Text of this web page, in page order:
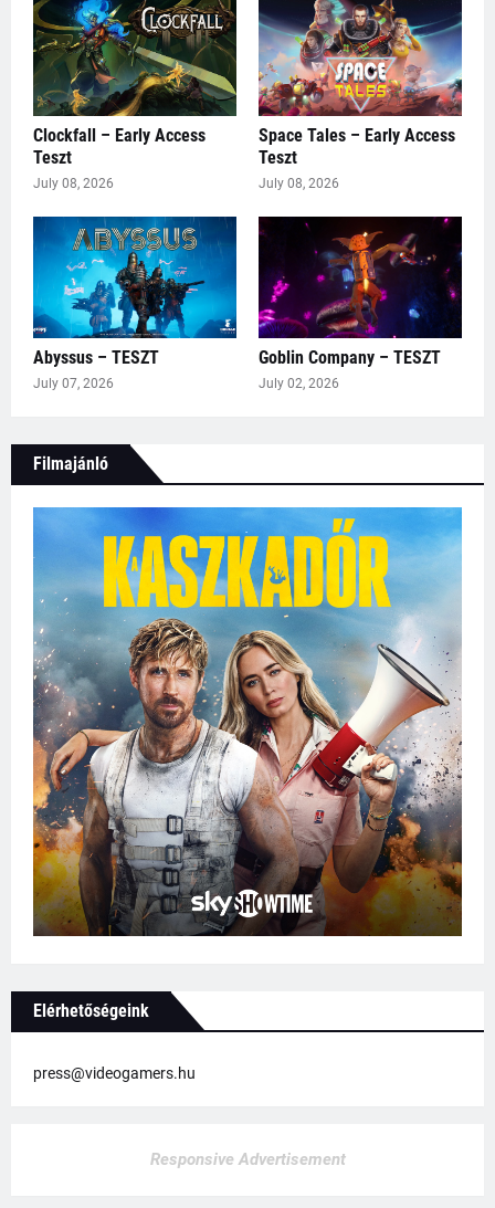
Clockfall – Early Access
Teszt
July 08, 2026
Space Tales – Early Access
Teszt
July 08, 2026
Abyssus – TESZT
July 07, 2026
Goblin Company – TESZT
July 02, 2026
Filmajánló
Elérhetőségeink
press@videogamers.hu
Responsive Advertisement